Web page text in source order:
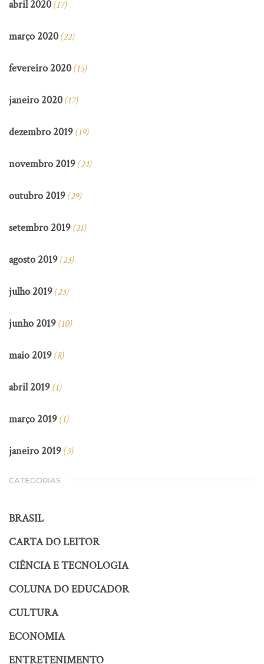
abril 2020(17)
março 2020(22)
fevereiro 2020(15)
janeiro 2020(17)
dezembro 2019(19)
novembro 2019(24)
outubro 2019(29)
setembro 2019(21)
agosto 2019(23)
julho 2019(23)
junho 2019(10)
maio 2019(8)
abril 2019(1)
março 2019(1)
janeiro 2019(3)
CATEGORIAS
BRASIL
CARTA DO LEITOR
CIÊNCIA E TECNOLOGIA
COLUNA DO EDUCADOR
CULTURA
ECONOMIA
ENTRETENIMENTO